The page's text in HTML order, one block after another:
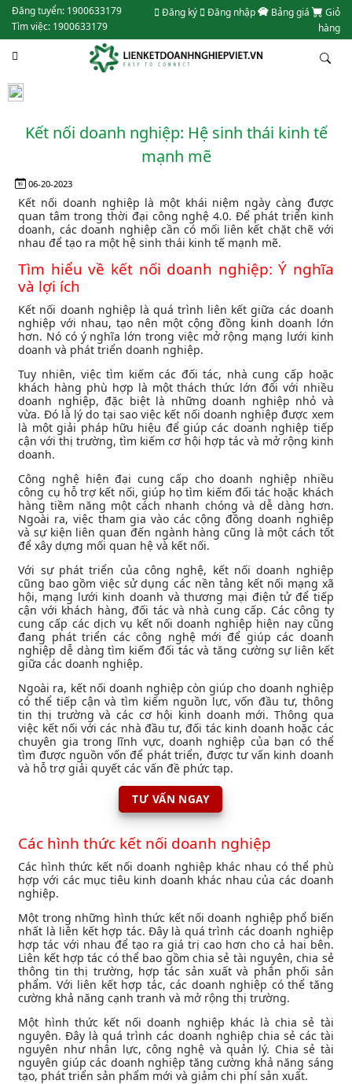
Đăng tuyển: 1900633179
Tìm việc: 1900633179
Đăng ký Đăng nhập Bảng giá
Giỏ
hàng
Kết nối doanh nghiệp: Hệ sinh thái kinh tế
mạnh mẽ
06-20-2023
Kết nối doanh nghiệp là một khái niệm ngày càng được
quan tâm trong thời đại công nghệ 4.0. Để phát triển kinh
doanh, các doanh nghiệp cần có mối liên kết chặt chẽ với
nhau để tạo ra một hệ sinh thái kinh tế mạnh mẽ.
Tìm hiểu về kết nối doanh nghiệp: Ý nghĩa
và lợi ích
Kết nối doanh nghiệp là quá trình liên kết giữa các doanh
nghiệp với nhau, tạo nên một cộng đồng kinh doanh lớn
hơn. Nó có ý nghĩa lớn trong việc mở rộng mạng lưới kinh
doanh và phát triển doanh nghiệp.
Tuy nhiên, việc tìm kiếm các đối tác, nhà cung cấp hoặc
khách hàng phù hợp là một thách thức lớn đối với nhiều
doanh nghiệp, đặc biệt là những doanh nghiệp nhỏ và
vừa. Đó là lý do tại sao việc kết nối doanh nghiệp được xem
là một giải pháp hữu hiệu để giúp các doanh nghiệp tiếp
cận với thị trường, tìm kiếm cơ hội hợp tác và mở rộng kinh
doanh.
Công nghệ hiện đại cung cấp cho doanh nghiệp nhiều
công cụ hỗ trợ kết nối, giúp họ tìm kiếm đối tác hoặc khách
hàng tiềm năng một cách nhanh chóng và dễ dàng hơn.
Ngoài ra, việc tham gia vào các cộng đồng doanh nghiệp
và sự kiện liên quan đến ngành hàng cũng là một cách tốt
để xây dựng mối quan hệ và kết nối.
Với sự phát triển của công nghệ, kết nối doanh nghiệp
cũng bao gồm việc sử dụng các nền tảng kết nối mạng xã
hội, mạng lưới kinh doanh và thương mại điện tử để tiếp
cận với khách hàng, đối tác và nhà cung cấp. Các công ty
cung cấp các dịch vụ kết nối doanh nghiệp hiện nay cũng
đang phát triển các công nghệ mới để giúp các doanh
nghiệp dễ dàng tìm kiếm đối tác và tăng cường sự liên kết
giữa các doanh nghiệp.
Ngoài ra, kết nối doanh nghiệp còn giúp cho doanh nghiệp
có thể tiếp cận và tìm kiếm nguồn lực, vốn đầu tư, thông
tin thị trường và các cơ hội kinh doanh mới. Thông qua
việc kết nối với các nhà đầu tư, đối tác kinh doanh hoặc các
chuyên gia trong lĩnh vực, doanh nghiệp của bạn có thể
tìm được nguồn vốn để phát triển, được tư vấn kinh doanh
và hỗ trợ giải quyết các vấn đề phức tạp.
TƯ VẤN NGAY
Các hình thức kết nối doanh nghiệp
Các hình thức kết nối doanh nghiệp khác nhau có thể phù
hợp với các mục tiêu kinh doanh khác nhau của các doanh
nghiệp.
Một trong những hình thức kết nối doanh nghiệp phổ biến
nhất là liên kết hợp tác. Đây là quá trình các doanh nghiệp
hợp tác với nhau để tạo ra giá trị cao hơn cho cả hai bên.
Liên kết hợp tác có thể bao gồm chia sẻ tài nguyên, chia sẻ
thông tin thị trường, hợp tác sản xuất và phân phối sản
phẩm. Với liên kết hợp tác, các doanh nghiệp có thể tăng
cường khả năng cạnh tranh và mở rộng thị trường.
Một hình thức kết nối doanh nghiệp khác là chia sẻ tài
nguyên. Đây là quá trình các doanh nghiệp chia sẻ các tài
nguyên như nhân lực, công nghệ và quản lý. Chia sẻ tài
nguyên giúp các doanh nghiệp tăng cường khả năng sáng
tạo, phát triển sản phẩm mới và giảm chi phí sản xuất.